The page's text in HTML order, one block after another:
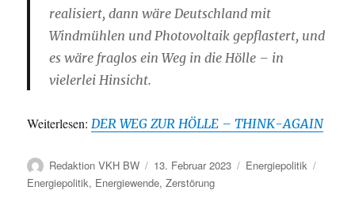
realisiert, dann wäre Deutschland mit
Windmühlen und Photovoltaik gepflastert, und
es wäre fraglos ein Weg in die Hölle – in
vielerlei Hinsicht.
Weiterlesen: DER WEG ZUR HÖLLE – THINK-AGAIN
Autor
Redaktion VKH BW
Veröffentlicht
am
13. Februar 2023 Kategorien
Energiepolitik
Energiepolitik, Energiewende,Zerstörung